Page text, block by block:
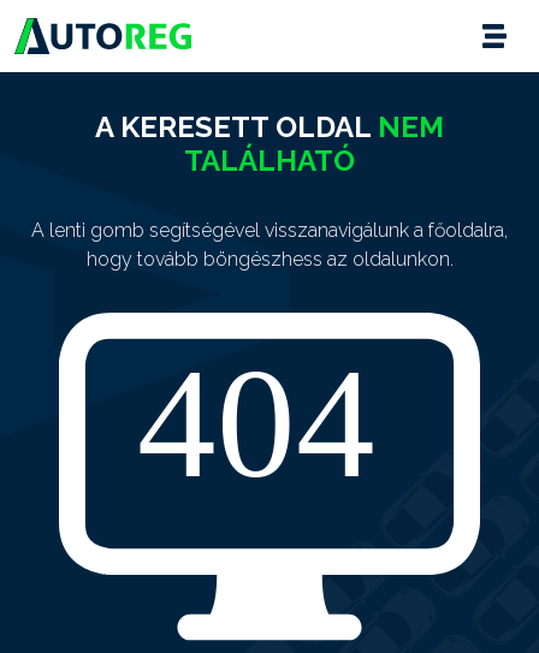
A KERESETT OLDAL NEM
TALÁLHATÓ
A lenti gomb segítségével visszanavigálunk a főoldalra,
hogy tovább böngészhess az oldalunkon.